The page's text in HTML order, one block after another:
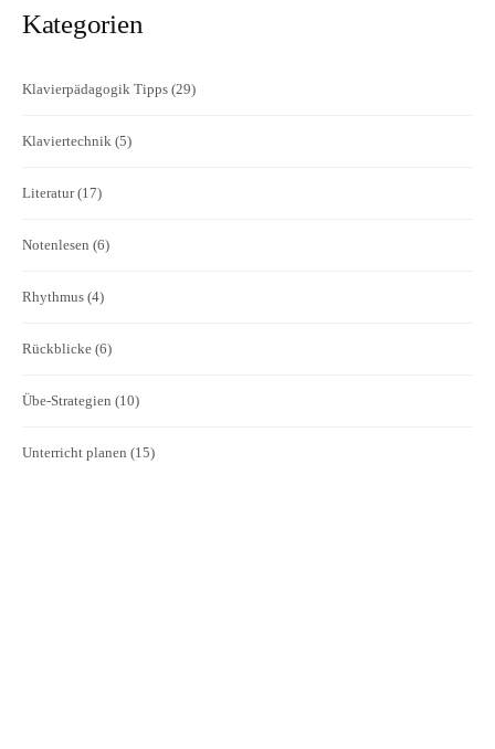
Kategorien
Klavierpädagogik Tipps (29)
Klaviertechnik (5)
Literatur(17)
Notenlesen (6)
Rhythmus (4)
Rückblicke (6)
Übe-Strategien (10)
Unterricht planen (15)